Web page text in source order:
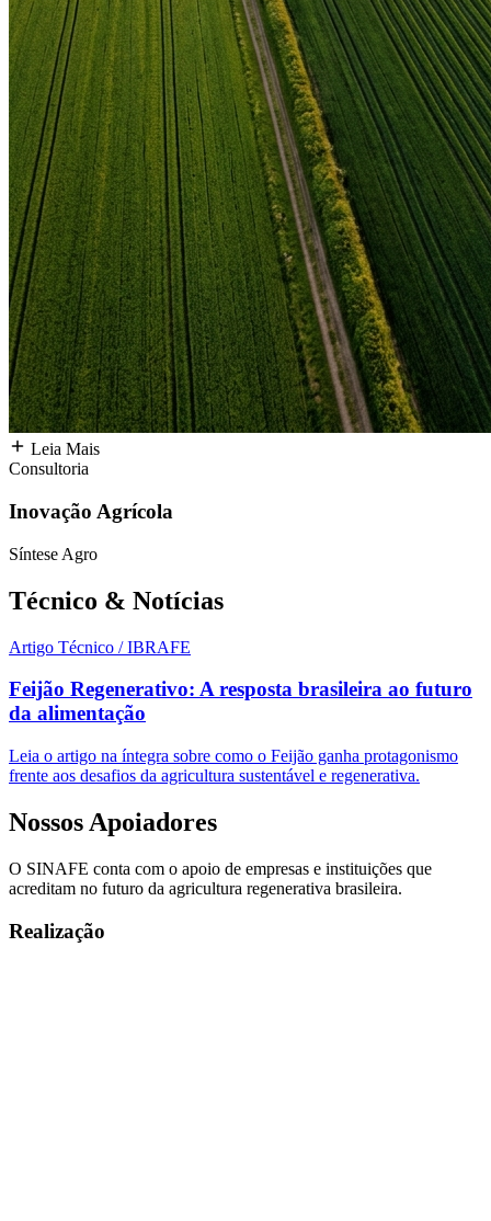
Leia Mais
Consultoria
Inovação Agrícola
Síntese Agro
Técnico & Notícias
Artigo Técnico / IBRAFE
Feijão Regenerativo: A resposta brasileira ao futuro
da alimentação
Leia o artigo na íntegra sobre como o Feijão ganha protagonismo
frente aos desafios da agricultura sustentável e regenerativa.
Nossos Apoiadores
O SINAFE conta com o apoio de empresas e instituições que
acreditam no futuro da agricultura regenerativa brasileira.
Realização